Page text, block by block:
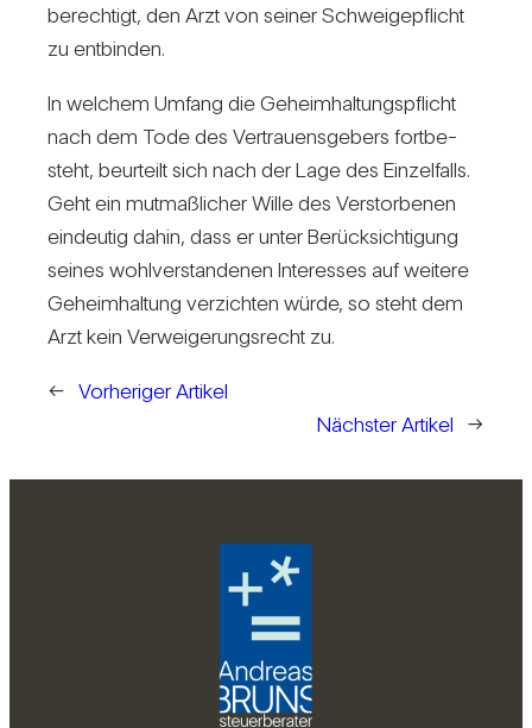
berech­tigt, den Arzt von seiner Schwei­ge­pflicht
zu ent­binden.
In wel­chem Umfang die Geheim­hal­tungs­pflicht
nach dem Tode des Ver­trau­ens­ge­bers fort­be­
steht, beur­teilt sich nach der Lage des Ein­zel­falls.
Geht ein mut­maß­li­cher Wille des Ver­stor­benen
ein­deutig dahin, dass er unter Berück­sich­ti­gung
seines wohl­ver­stan­denen Inter­esses auf wei­tere
Geheim­hal­tung ver­zichten würde, so steht dem
Arzt kein Ver­wei­ge­rungs­recht zu.
← Vorheriger Artikel
Nächster Artikel
→